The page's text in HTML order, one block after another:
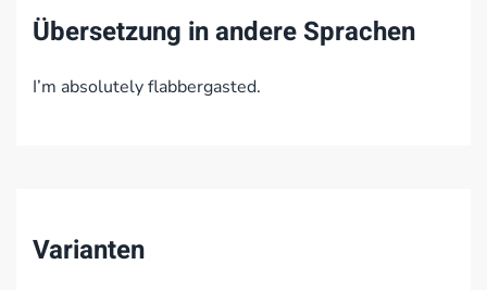
Übersetzung in andere Sprachen
I’m absolutely flabbergasted.
Varianten